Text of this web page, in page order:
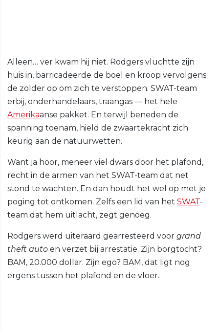
Alleen… ver kwam hij niet. Rodgers vluchtte zijn
huis in, barricadeerde de boel en kroop vervolgens
de zolder op om zich te verstoppen. SWAT-team
erbij, onderhandelaars, traangas — het hele
Amerikaanse pakket. En terwijl beneden de
spanning toenam, hield de zwaartekracht zich
keurig aan de natuurwetten.
Want ja hoor, meneer viel dwars door het plafond,
recht in de armen van het SWAT-team dat net
stond te wachten. En dan houdt het wel op met je
poging tot ontkomen. Zelfs een lid van het SWAT-
team dat hem uitlacht, zegt genoeg.
Rodgers werd uiteraard gearresteerd voor grand
theft auto en verzet bij arrestatie. Zijn borgtocht?
BAM, 20.000 dollar. Zijn ego? BAM, dat ligt nog
ergens tussen het plafond en de vloer.